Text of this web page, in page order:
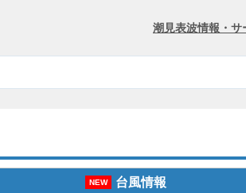
潮見表波情報・サ
NEW 台風情報